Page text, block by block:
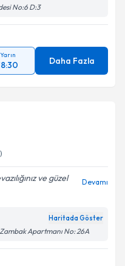
No:6 D:3
Yarın
Daha Fazla
ve güzel
Devamı
Haritada Göster
Apartmanı No: 26A